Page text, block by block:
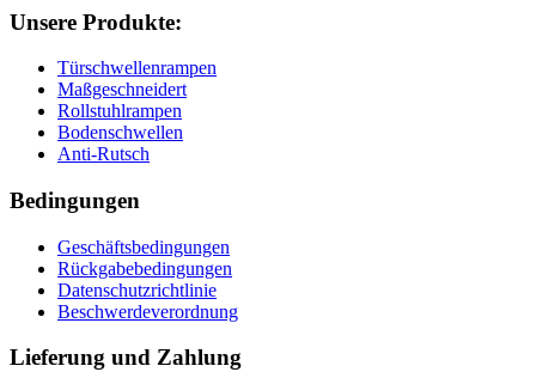
Unsere Produkte:
Türschwellenrampen
Maßgeschneidert
Rollstuhlrampen
Bodenschwellen
Anti-Rutsch
Bedingungen
Geschäftsbedingungen
Rückgabebedingungen
Datenschutzrichtlinie
Beschwerdeverordnung
Lieferung und Zahlung